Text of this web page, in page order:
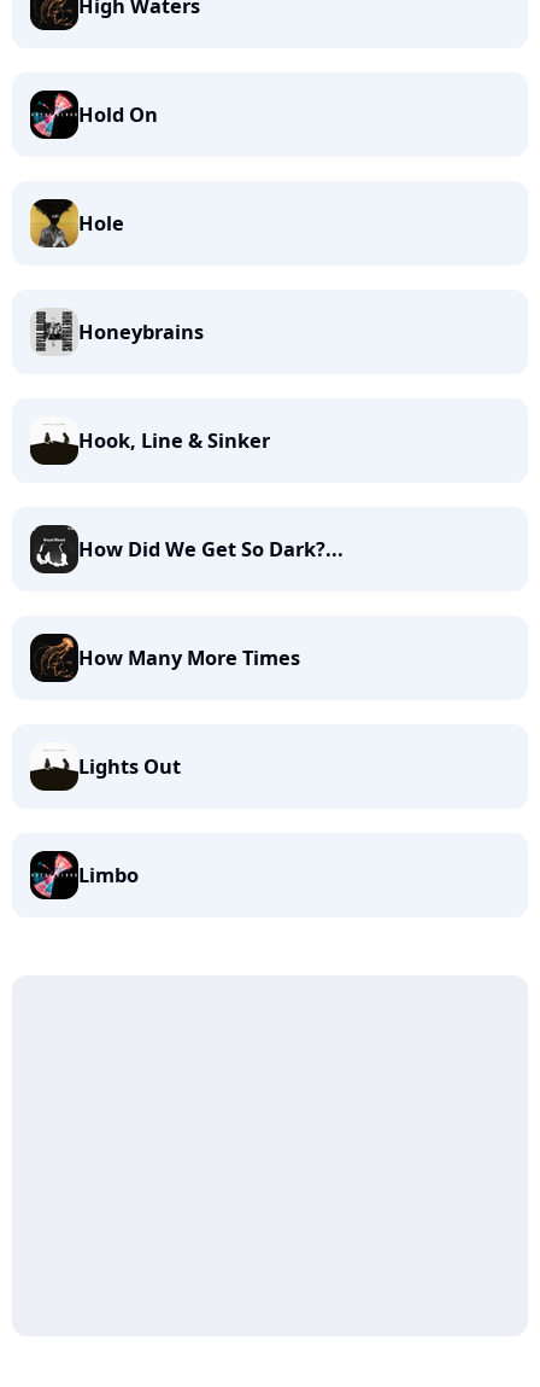
High Waters
Hold On
Hole
Honeybrains
Hook, Line & Sinker
How Did We Get So Dark?...
How Many More Times
Lights Out
Limbo